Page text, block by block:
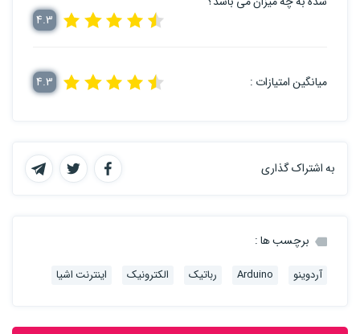
4.3
میانگین امتیازات : 4.3
به اشتراک گذاری
برچسب ها :
آردوینو Arduino رباتیک الکترونیک اینترنت اشیا